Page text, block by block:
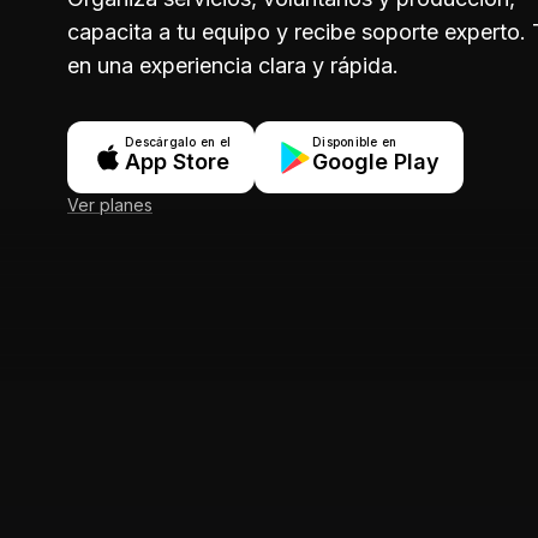
capacita a tu equipo y recibe soporte experto.
en una experiencia clara y rápida.
Descárgalo en el
App Store
Disponible en
Google Play
Ver planes